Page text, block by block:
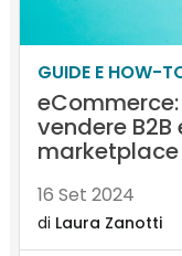
GUIDE E HOW-
vendere
marketplace
16 Set 2024
di Laura Zanotti